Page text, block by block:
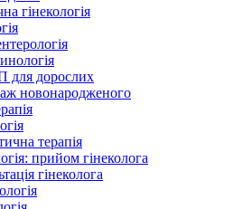
гінекологія
дорослих
новонародженого
терапія
прийом гінеколога
гінеколога